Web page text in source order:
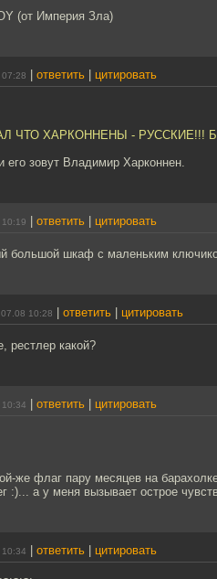
(от Империя Зла)
ответить цитировать
ЧТО ХАРКОННЕНЫ - РУССКИЕ!!!
его зовут Владимир Харконнен.
ответить цитировать
большой шкаф с маленьким
10:28 ответить цитировать
рестлер какой?
ответить цитировать
же флаг пару месяцев на
:)... а у меня вызывает острое
ответить цитировать